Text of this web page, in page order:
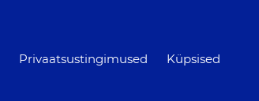
Privaatsustingimused Küpsised